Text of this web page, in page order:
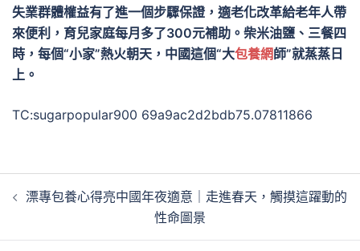
失業群體權益有了進一個步驟保證，適老化改革給老年人帶
來便利，育兒家庭每月多了300元補助。柴米油鹽、三餐四
時，每個“小家”熱火朝天，中國這個“大包養網師”就蒸蒸日
上。
TC:sugarpopular900 69a9ac2d2bdb75.07811866
章 漂專包養心得亮中國年夜適意｜走進春天，觸摸這躍動的
性命圖景